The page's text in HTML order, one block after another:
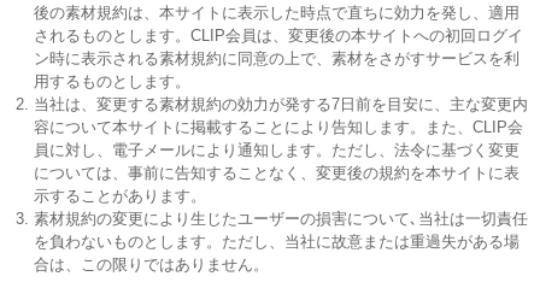
後の素材規約は、本サイトに表示した時点で直ちに効力を発し、適用
されるものとします。CLIP会員は、変更後の本サイトへの初回ログイ
ン時に表示される素材規約に同意の上で、素材をさがすサービスを利
用するものとします。
当社は、変更する素材規約の効力が発する7日前を目安に、主な変更内
容について本サイトに掲載することにより告知します。また、CLIP会
員に対し、電子メールにより通知します。ただし、法令に基づく変更
については、事前に告知することなく、変更後の規約を本サイトに表
示することがあります。
素材規約の変更により生じたユーザーの損害について､当社は一切責任
を負わないものとします。ただし、当社に故意または重過失がある場
合は、この限りではありません。